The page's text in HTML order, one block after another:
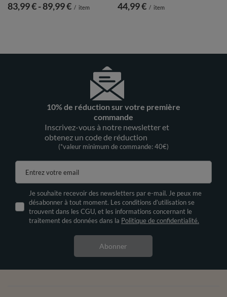
de
83,99 €-vers le bas
89,99 € / item 44,99 € / item
10% de réduction sur votre première
commande
Inscrivez-vous à notre newsletter et
obtenez un code de réduction
(*valeur minimum de commande: 40€)
Entrez votre email
Je souhaite recevoir des newsletters par e-mail. Je peux me
désabonner à tout moment. Les conditions d’utilisation se
trouvent dans les CGU, et les informations concernant le
traitement des données dans la Politique de confidentialité.
Abonner